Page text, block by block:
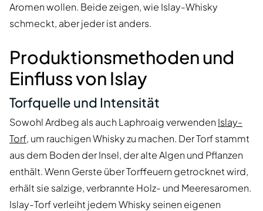
Aromen wollen. Beide zeigen, wie Islay-Whisky
schmeckt, aber jeder ist anders.
Produktionsmethoden und
Einfluss von Islay
Torfquelle und Intensität
Sowohl Ardbeg als auch Laphroaig verwenden Islay-
Torf, um rauchigen Whisky zu machen. Der Torf stammt
aus dem Boden der Insel, der alte Algen und Pflanzen
enthält. Wenn Gerste über Torffeuern getrocknet wird,
erhält sie salzige, verbrannte Holz- und Meeresaromen.
Islay-Torf verleiht jedem Whisky seinen eigenen